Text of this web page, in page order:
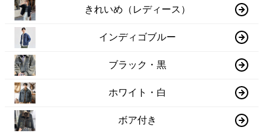
きれいめ（レディース）
インディゴブルー
ブラック・黒
ホワイト・白
ボア付き